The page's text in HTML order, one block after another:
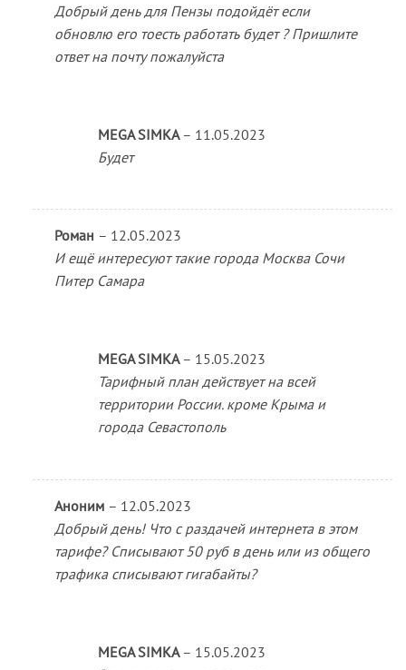
Добрый день для Пензы подойдёт если
обновлю его тоесть работать будет ? Пришлите
ответ на почту пожалуйста
MEGA SIMKA – 11.05.2023
Будет
Роман – 12.05.2023
И ещё интересуют такие города Москва Сочи
Питер Самара
MEGA SIMKA – 15.05.2023
Тарифный план действует на всей
территории России. кроме Крыма и
города Севастополь
Аноним – 12.05.2023
Добрый день! Что с раздачей интернета в этом
тарифе? Списывают 50 руб в день или из общего
трафика списывают гигабайты?
MEGA SIMKA – 15.05.2023